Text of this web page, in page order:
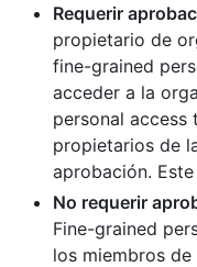
Requerir
propietario de
fine-grained
acceder a la
personal access
propietarios de
aprobación.
No requerir
Fine-grained
los miembros